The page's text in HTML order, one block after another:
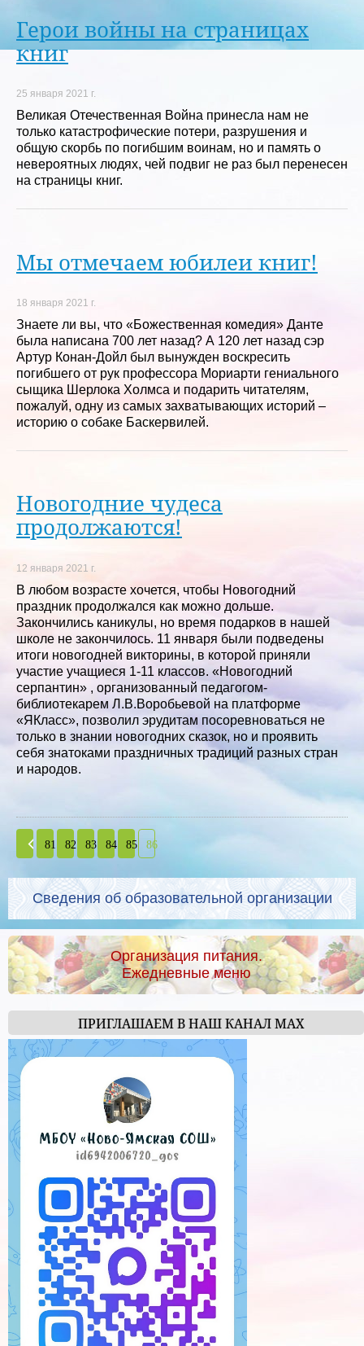
Герои войны на страницах
книг
25 января 2021 г.
Великая Отечественная Война принесла нам не
только катастрофические потери, разрушения и
общую скорбь по погибшим воинам, но и память о
невероятных людях, чей подвиг не раз был перенесен
на страницы книг.
Мы отмечаем юбилеи книг!
18 января 2021 г.
Знаете ли вы, что «Божественная комедия» Данте
была написана 700 лет назад? А 120 лет назад сэр
Артур Конан-Дойл был вынужден воскресить
погибшего от рук профессора Мориарти гениального
сыщика Шерлока Холмса и подарить читателям,
пожалуй, одну из самых захватывающих историй –
историю о собаке Баскервилей.
Новогодние чудеса
продолжаются!
12 января 2021 г.
В любом возрасте хочется, чтобы Новогодний
праздник продолжался как можно дольше.
Закончились каникулы, но время подарков в нашей
школе не закончилось. 11 января были подведены
итоги новогодней викторины, в которой приняли
участие учащиеся 1-11 классов. «Новогодний
серпантин» , организованный педагогом-
библиотекарем Л.В.Воробьевой на платформе
«ЯКласс», позволил эрудитам посоревноваться не
только в знании новогодних сказок, но и проявить
себя знатоками праздничных традиций разных стран
и народов.
81 82 83 84 85 86
Сведения об образовательной организации
Организация питания.
Ежедневные меню
ПРИГЛАШАЕМ В НАШ КАНАЛ МАХ